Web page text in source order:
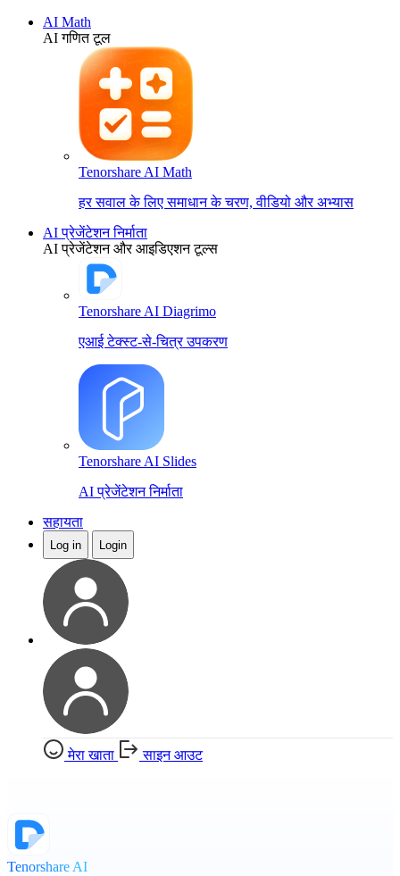
AI Math
AI गणित टूल
Tenorshare AI Math
हर सवाल के लिए समाधान के चरण, वीडियो और अभ्यास
AI प्रेजेंटेशन निर्माता
AI प्रेजेंटेशन और आइडिएशन टूल्स
Tenorshare AI Diagrimo
एआई टेक्स्ट-से-चित्र उपकरण
Tenorshare AI Slides
AI प्रेजेंटेशन निर्माता
सहायता
Log in Login
मेरा खाता साइन आउट
Tenorshare AI